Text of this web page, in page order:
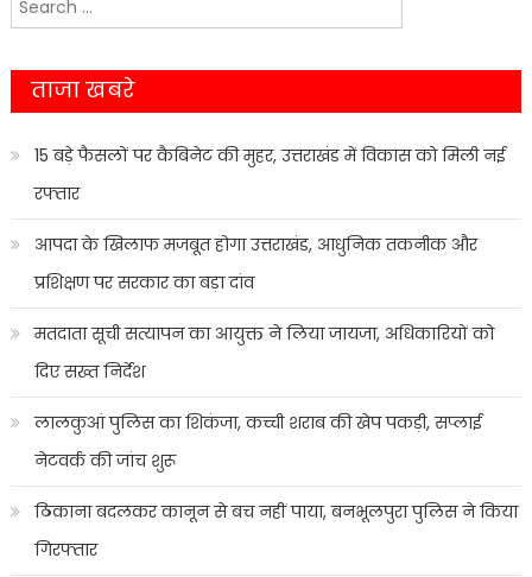
navigation
for:
ताजा खबरे
15 बड़े फैसलों पर कैबिनेट की मुहर, उत्तराखंड में विकास को मिली नई
रफ्तार
आपदा के खिलाफ मजबूत होगा उत्तराखंड, आधुनिक तकनीक और
प्रशिक्षण पर सरकार का बड़ा दांव
मतदाता सूची सत्यापन का आयुक्त ने लिया जायजा, अधिकारियों को
दिए सख्त निर्देश
लालकुआं पुलिस का शिकंजा, कच्ची शराब की खेप पकड़ी, सप्लाई
नेटवर्क की जांच शुरू
ठिकाना बदलकर कानून से बच नहीं पाया, बनभूलपुरा पुलिस ने किया
गिरफ्तार